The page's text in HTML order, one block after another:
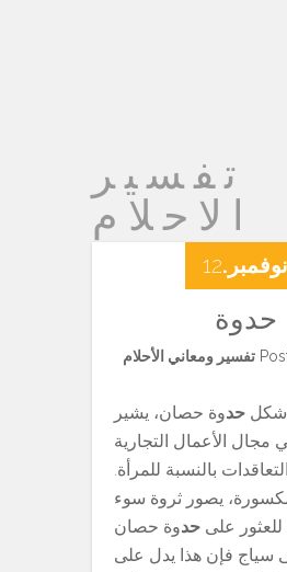
تفسير
الاحلام
حدوة
تفسير ومعاني الأحلام
شكل حدوة حصان، يشير
مجال الأعمال التجارية
بالنسبة للمرأة.
يصور ثروة سوء
على حدوة حصان
سياج فإن هذا يدل على
نوفمبر.12